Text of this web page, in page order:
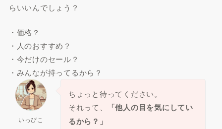
らいいんでしょう？
・価格？
・人のおすすめ？
・今だけのセール？
・みんなが持ってるから？
いっぴこ
ちょっと待ってください。
それって、
「他人の目を気にしてい
るから？」